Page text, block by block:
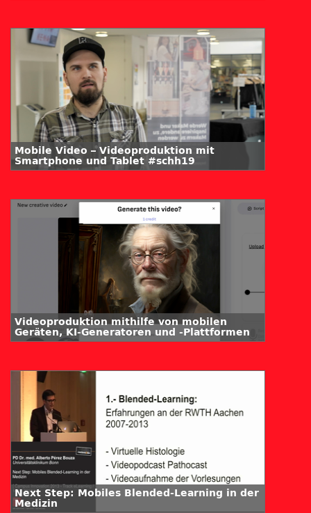
Mobile Video – Videoproduktion mit
Smartphone und Tablet #schh19
Videoproduktion mithilfe von mobilen
Geräten, KI-Generatoren und -Plattformen
Next Step: Mobiles Blended-Learning in der
Medizin